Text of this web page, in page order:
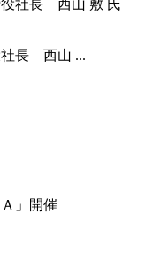
社長 西山 ...
」開催